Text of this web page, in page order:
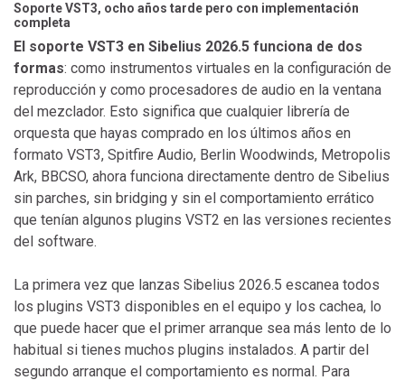
Soporte VST3, ocho años tarde pero con implementación
completa
El soporte VST3 en Sibelius 2026.5 funciona de dos
formas: como instrumentos virtuales en la configuración de
reproducción y como procesadores de audio en la ventana
del mezclador. Esto significa que cualquier librería de
orquesta que hayas comprado en los últimos años en
formato VST3, Spitfire Audio, Berlin Woodwinds, Metropolis
Ark, BBCSO, ahora funciona directamente dentro de Sibelius
sin parches, sin bridging y sin el comportamiento errático
que tenían algunos plugins VST2 en las versiones recientes
del software.
La primera vez que lanzas Sibelius 2026.5 escanea todos
los plugins VST3 disponibles en el equipo y los cachea, lo
que puede hacer que el primer arranque sea más lento de lo
habitual si tienes muchos plugins instalados. A partir del
segundo arranque el comportamiento es normal. Para